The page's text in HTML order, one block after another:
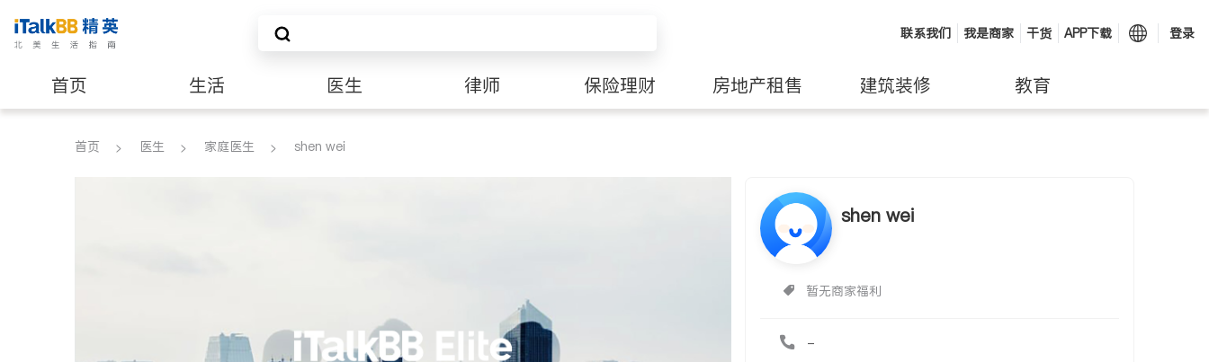
联系我们 我是商家 干货 APP下载 登录
首页 生活 医生 律师 保险理财 房地产租售 建筑装修 教育
养老 非盈利组织
首页 医生 家庭医生 shen wei
shen wei
暂无商家福利
-